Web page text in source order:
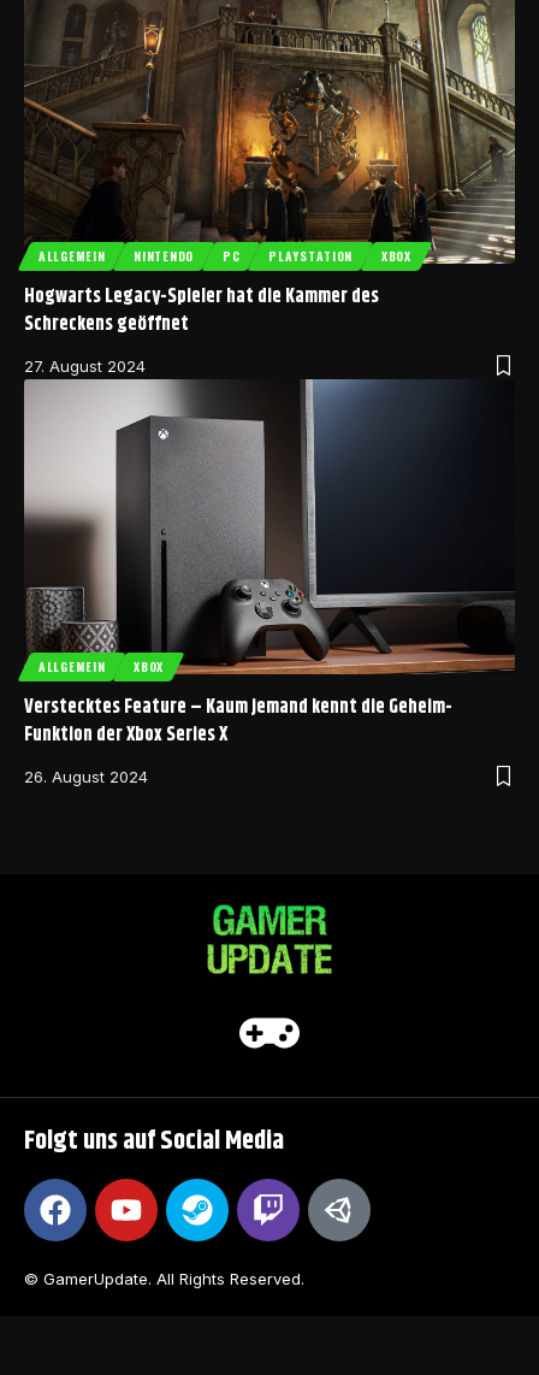
ALLGEMEIN NINTENDO PC PLAYSTATION XBOX
Hogwarts Legacy-Spieler hat die Kammer des
Schreckens geöffnet
27. August 2024
ALLGEMEIN XBOX
Verstecktes Feature – Kaum jemand kennt die Geheim-
Funktion der Xbox Series X
26. August 2024
Folgt uns auf Social Media
© GamerUpdate. All Rights Reserved.